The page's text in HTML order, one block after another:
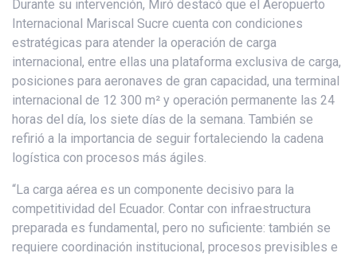
Durante su intervención, Miró destacó que el Aeropuerto
Internacional Mariscal Sucre cuenta con condiciones
estratégicas para atender la operación de carga
internacional, entre ellas una plataforma exclusiva de carga,
posiciones para aeronaves de gran capacidad, una terminal
internacional de 12 300 m² y operación permanente las 24
horas del día, los siete días de la semana. También se
refirió a la importancia de seguir fortaleciendo la cadena
logística con procesos más ágiles.
“La carga aérea es un componente decisivo para la
competitividad del Ecuador. Contar con infraestructura
preparada es fundamental, pero no suficiente: también se
requiere coordinación institucional, procesos previsibles e